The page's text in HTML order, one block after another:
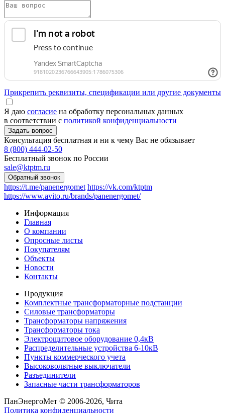
Прикрепить реквизиты, спецификации или другие документы
Я даю согласие на обработку персональных данных
в соответствии с политикой конфиденциальности
Консультация бесплатная и ни к чему Вас не обязывает
8 (800) 444-02-50
Бесплатный звонок по России
sale@ktptm.ru
https://t.me/panenergomet https://vk.com/ktptm
https://www.avito.ru/brands/panenergomet/
Информация
Главная
О компании
Опросные листы
Покупателям
Объекты
Новости
Контакты
Продукция
Комплектные трансформаторные подстанции
Силовые трансформаторы
Трансформаторы напряжения
Трансформаторы тока
Электрощитовое оборудование 0,4кВ
Распределительные устройства 6-10кВ
Пункты коммерческого учета
Высоковольтные выключатели
Разъединители
Запасные части трансформаторов
ПанЭнергоМет © 2006-2026, Чита
Политика конфиденциальности